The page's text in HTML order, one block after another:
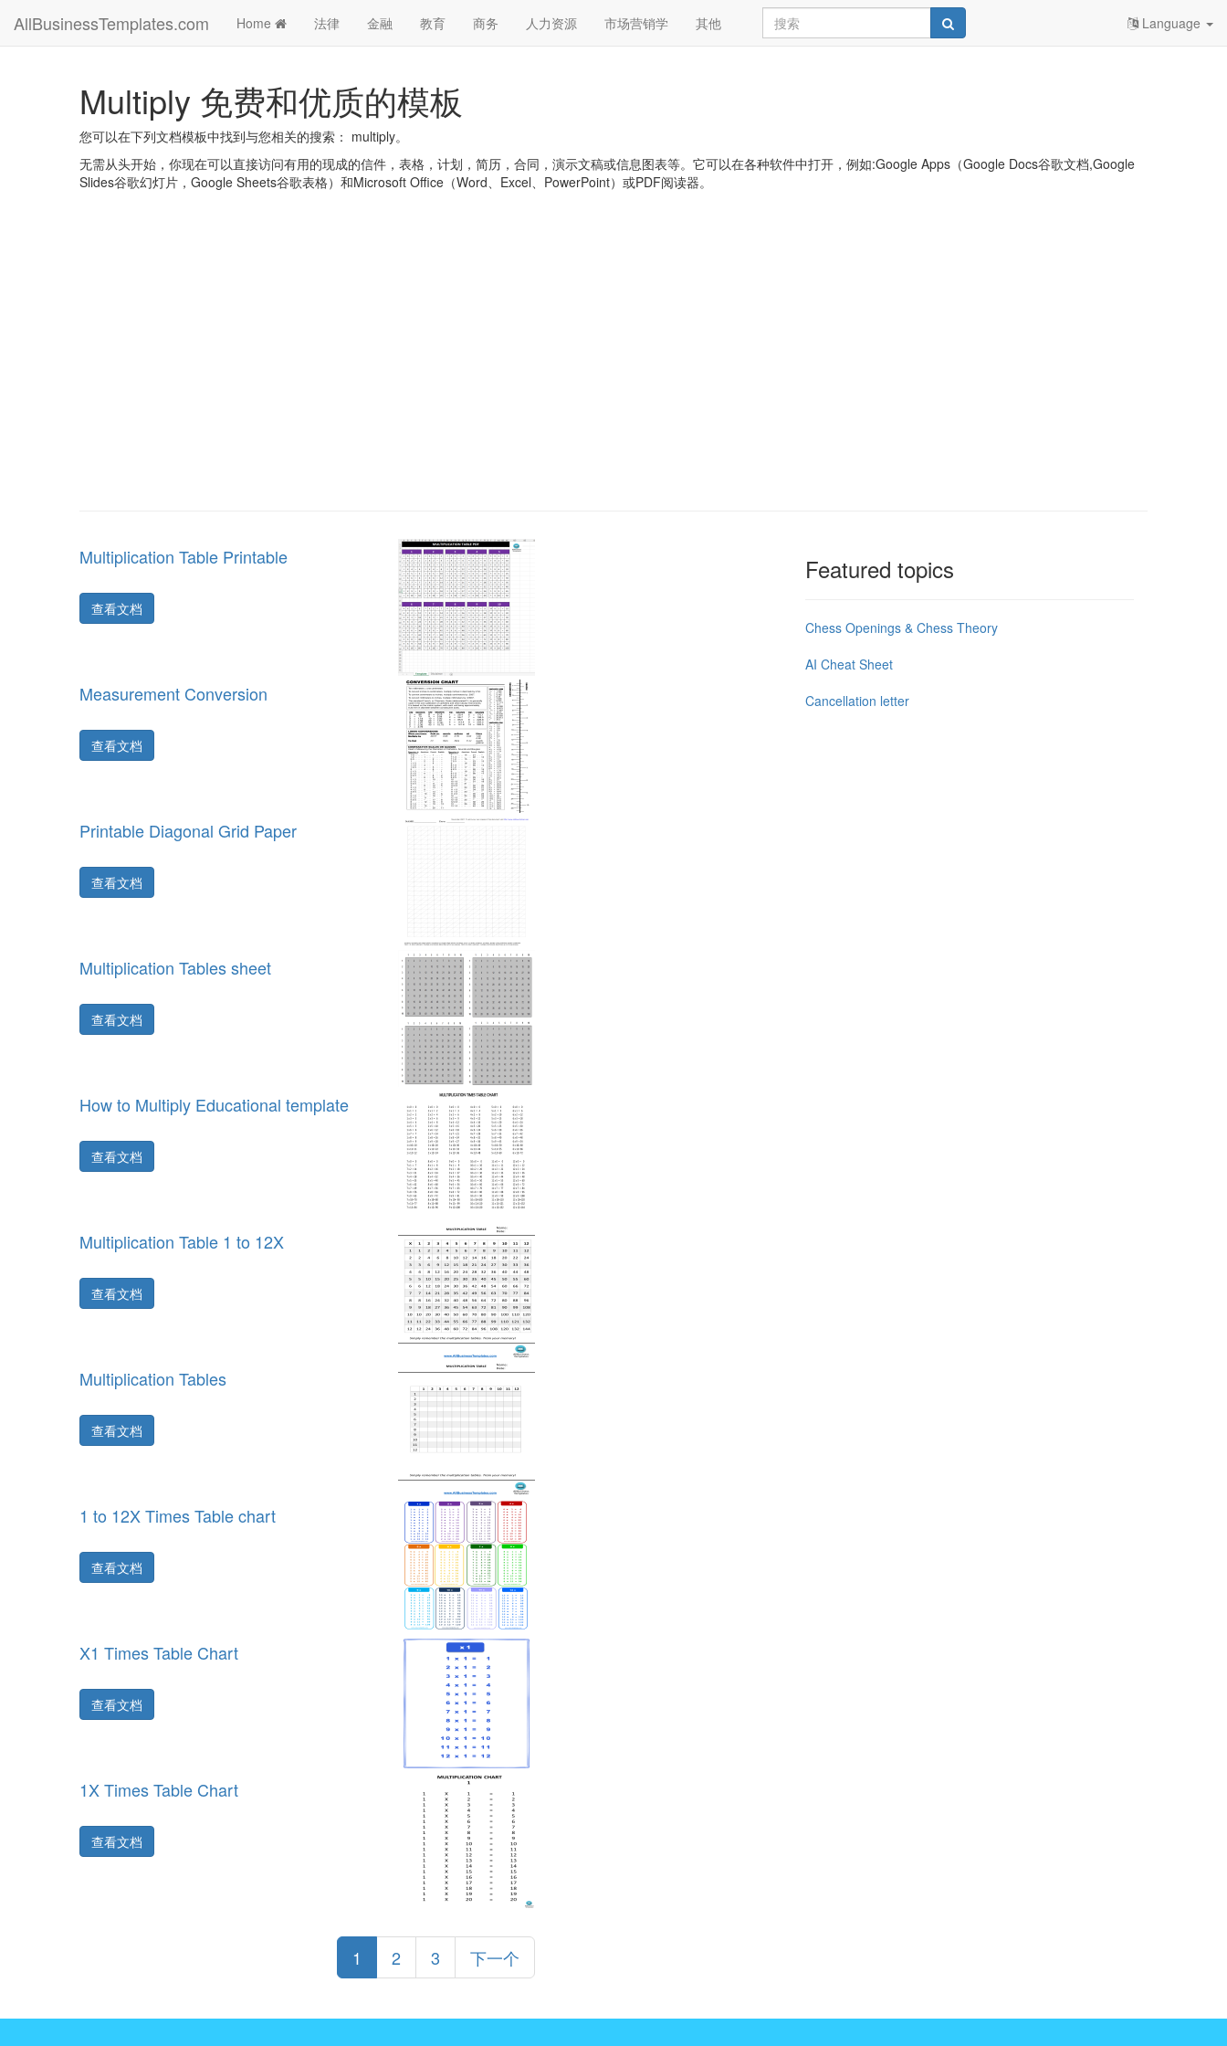
AllBusinessTemplates.com Home 法律 金融 教育 商务 人力资源 市场营销学 其他 Language
Multiply 免费和优质的模板
您可以在下列文档模板中找到与您相关的搜索： multiply。
无需从头开始，你现在可以直接访问有用的现成的信件，表格，计划，简历，合同，演示文稿或信息图表等。它可以在各种软件中打开，例如:Google Apps（Google Docs谷歌文档,Google
Slides谷歌幻灯片，Google Sheets谷歌表格）和Microsoft Office（Word、Excel、PowerPoint）或PDF阅读器。
Multiplication Table Printable
查看文档
Measurement Conversion
查看文档
Printable Diagonal Grid Paper
查看文档
Multiplication Tables sheet
查看文档
How to Multiply Educational template
查看文档
Multiplication Table 1 to 12X
查看文档
Multiplication Tables
查看文档
1 to 12X Times Table chart
查看文档
X1 Times Table Chart
查看文档
1X Times Table Chart
查看文档
1 2 3 下一个
Featured topics
Chess Openings & Chess Theory
AI Cheat Sheet
Cancellation letter